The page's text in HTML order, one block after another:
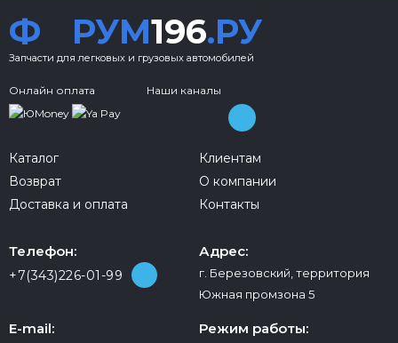
Ф РУМ196.РУ
Запчасти для легковых и грузовых автомобилей
Онлайн оплата Наши каналы
Каталог
Возврат
Доставка и оплата
Клиентам
О компании
Контакты
Телефон:
+7(343)226-01-99
Адрес:
г. Березовский, территория
Южная промзона 5
E-mail: Режим работы: